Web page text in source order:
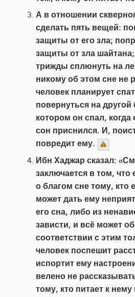
А в отношении
сделать пять вещей:
защиты от его зла;
защиты от зла
трижды сплюнуть на
никому об этом сне не
человек планирует
повернуться на другой
котором он спал,
сон приснился. И,
повредит ему.
Ибн Хаджар сказал:
заключается в том, что
о благом сне тому, кто
может дать ему
его сна, либо из
зависти, и всё может
соответствии с этим
человек поспешит
испортит ему
велено не
тому, кто питает к